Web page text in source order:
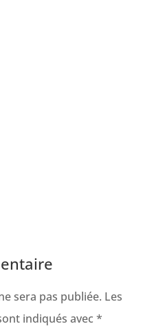
sera pas publiée. Les
indiqués avec *